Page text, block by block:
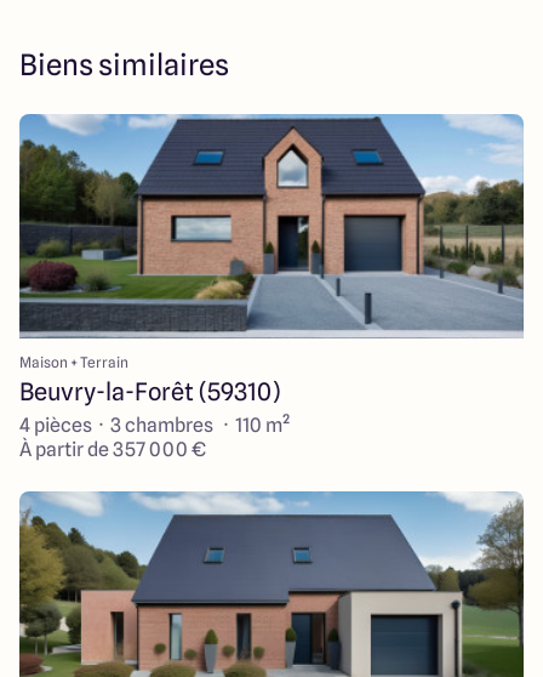
Biens similaires
Maison + Terrain
Beuvry-la-Forêt (59310)
4 pièces · 3 chambres · 110 m²
À partir de 357 000 €